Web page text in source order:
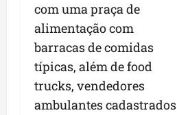
com uma praça de
alimentação com
barracas de comidas
típicas, além de food
trucks, vendedores
ambulantes cadastrados